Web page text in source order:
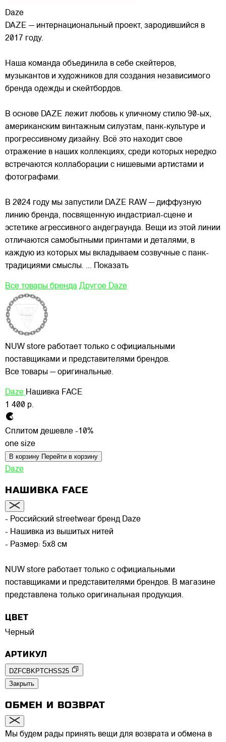
Daze
DAZE — интернациональный проект, зародившийся в
2017 году.
Наша команда объединила в себе скейтеров,
музыкантов и художников для создания независимого
бренда одежды и скейтбордов.
В основе DAZE лежит любовь к уличному стилю 90-ых,
американским винтажным силуэтам, панк-культуре и
прогрессивному дизайну. Всё это находит свое
отражение в наших коллекциях, среди которых нередко
встречаются коллаборации с нишевыми артистами и
фотографами.
В 2024 году мы запустили DAZE RAW — диффузную
линию бренда, посвященную индастриал-сцене и
эстетике агрессивного андеграунда. Вещи из этой линии
отличаются самобытными принтами и деталями, в
каждую из которых мы вкладываем созвучные с панк-
традициями смыслы. ... Показать
Все товары бренда Другое Daze
NUW store работает только с официальными
поставщиками и представителями брендов.
Все товары — оригинальные.
Daze Нашивка FACE
1 400 р.
Сплитом дешевле -10%
one size
В корзину Перейти в корзину
Daze
НАШИВКА FACE
- Российский streetwear бренд Daze
- Нашивка из вышитых нитей
- Размер: 5х8 см
NUW store работает только с официальными
поставщиками и представителями брендов. В магазине
представлена только оригинальная продукция.
ЦВЕТ
Черный
АРТИКУЛ
DZFCBKPTCHSS25
Закрыть
ОБМЕН И ВОЗВРАТ
Мы будем рады принять вещи для возврата и обмена в